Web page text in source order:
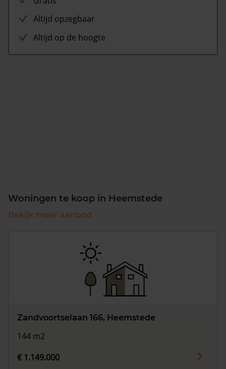
Altijd opzegbaar
Altijd op de hoogte
Woningen te koop in Heemstede
Bekijk meer aanbod
Zandvoortselaan 166, Heemstede
144 m2
€ 1.149.000